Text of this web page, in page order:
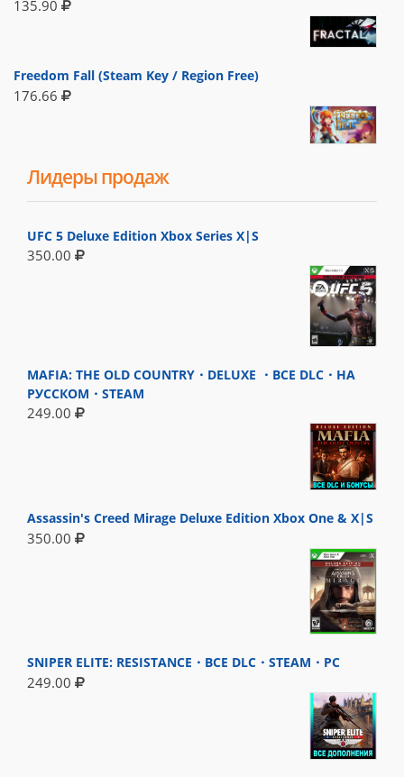
135.90
Freedom Fall (Steam Key / Region Free)
176.66
Лидеры продаж
UFC 5 Deluxe Edition Xbox Series X|S
350.00
MAFIA: THE OLD COUNTRY・DELUXE ・ВСЕ DLC・НА
РУССКОМ・STEAM
249.00
Assassin's Creed Mirage Deluxe Edition Xbox One & X|S
350.00
SNIPER ELITE: RESISTANCE・ВСЕ DLC・STEAM・PC
249.00